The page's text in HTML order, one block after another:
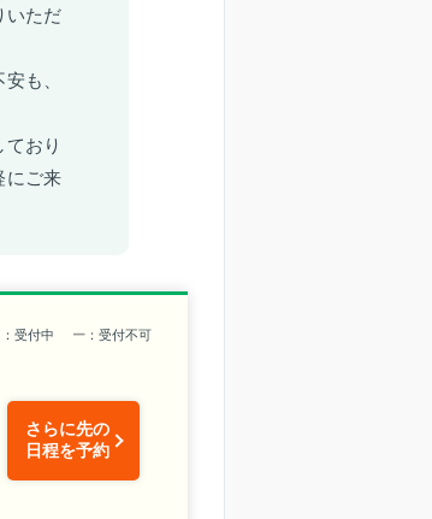
いただ
も、
おり
にご来
：受付中 ー ：受付不可
さらに先の
日程を予約